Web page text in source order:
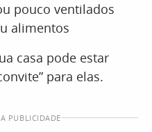
pouco ventilados
alimentos
casa pode estar
para elas.
PUBLICIDADE